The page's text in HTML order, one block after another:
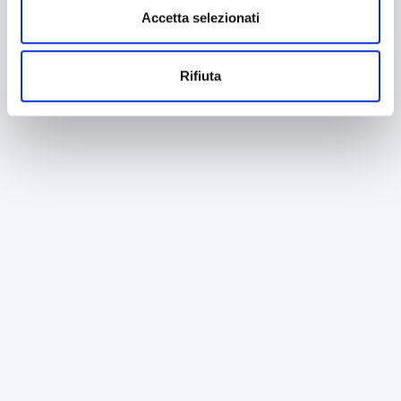
Accetta selezionati
Rifiuta